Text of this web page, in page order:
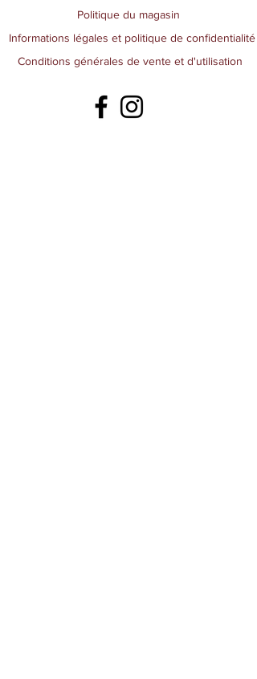
Politique du magasin
Informations légales et politique de confidentialité
Conditions générales de vente et d'utilisation